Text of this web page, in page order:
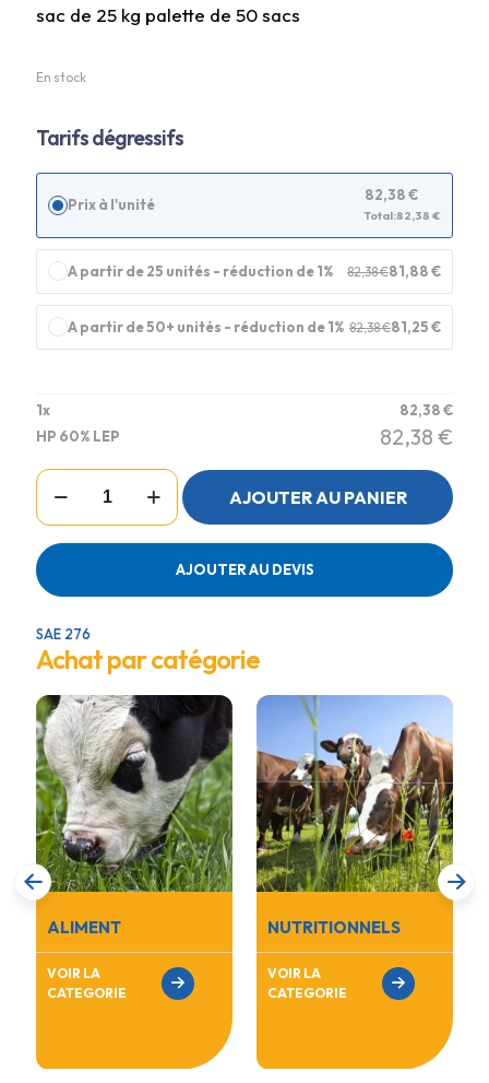
sac de 25 kg palette de 50 sacs
En stock
Tarifs dégressifs
Prix à l'unité
82,38€
Total:82,38 €
A partir de 25 unités - réduction de 1% 82,38€81,88€
A partir de 50+ unités - réduction de 1% 82,38€81,25€
1x 82,38€
HP 60% LEP
82,38 €
quantité
HP
60%
LEP
AJOUTER AU PANIER
AJOUTER AU DEVIS
SAE 276
Achat par catégorie
ALIMENT
VOIR LA
CATEGORIE
NUTRITIONNELS
VOIR LA
CATEGORIE